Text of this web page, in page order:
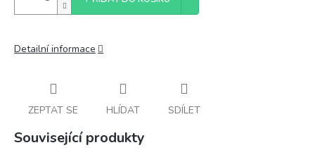
Detailní informace
ZEPTAT SE HLÍDAT SDÍLET
Související produkty